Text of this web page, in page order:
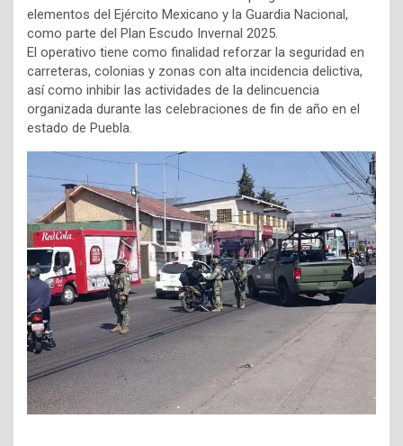
elementos del Ejército Mexicano y la Guardia Nacional,
como parte del Plan Escudo Invernal 2025.
El operativo tiene como finalidad reforzar la seguridad en
carreteras, colonias y zonas con alta incidencia delictiva,
así como inhibir las actividades de la delincuencia
organizada durante las celebraciones de fin de año en el
estado de Puebla.